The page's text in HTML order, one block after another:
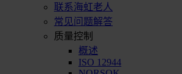
联系海虹老人
常见问题解答
质量控制
概述
ISO 12944